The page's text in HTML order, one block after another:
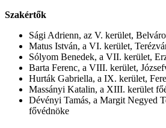
Szakértők
Sági Adrienn, az V. kerület,
Matus István, a VI. kerület,
Sólyom Benedek, a VII. kerület,
Barta Ferenc, a VIII. kerület,
Hurták Gabriella, a IX. kerület,
Massányi Katalin, a XIII. kerület
Dévényi Tamás, a Margit Negyed
fővédnöke